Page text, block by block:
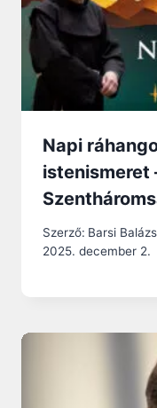
Napi
istenismeret
Szerző: Barsi
2025. december 2.